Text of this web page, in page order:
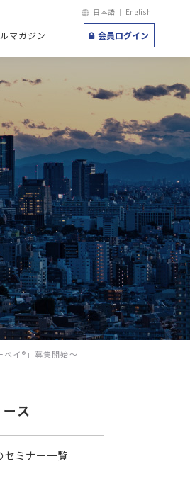
日本語 ｜ English
マガジン 会員ログイン
ベイ®」募集開始〜
ス
ミナー一覧